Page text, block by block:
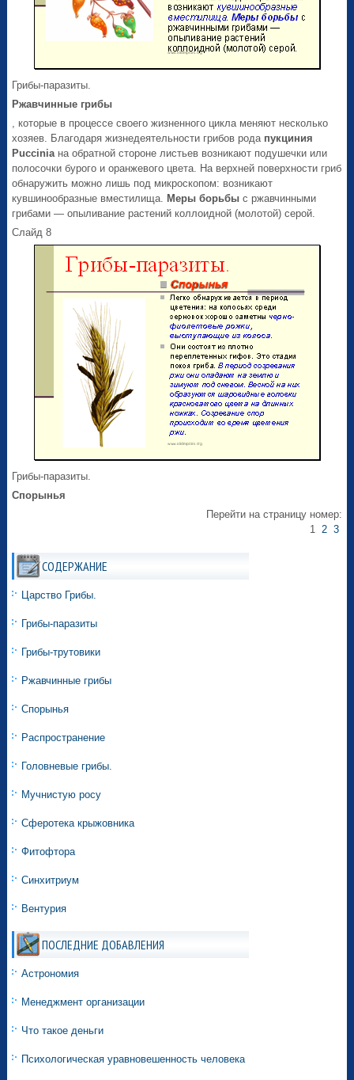
Грибы-паразиты.
Ржавчинные грибы
, которые в процессе своего жизненного цикла меняют несколько
хозяев. Благодаря жизнедеятельности грибов рода пукциния
Pucciniaна обратной стороне листьев возникают подушечки или
полосочки бурого и оранжевого цвета. На верхней поверхности гриб
обнаружить можно лишь под микроскопом: возникают
кувшинообразные вместилища. Меры борьбы с ржавчинными
грибами — опыливание растений коллоидной (молотой) серой.
Слайд 8
Грибы-паразиты.
Спорынья
Перейти на страницу номер:
1 2 3
СОДЕРЖАНИЕ
Царство Грибы.
Грибы-паразиты
Грибы-трутовики
Ржавчинные грибы
Спорынья
Распространение
Головневые грибы.
Мучнистую росу
Сферотека крыжовника
Фитофтора
Синхитриум
Вентурия
ПОСЛЕДНИЕ ДОБАВЛЕНИЯ
Астрономия
Менеджмент организации
Что такое деньги
Психологическая уравновешенность человека